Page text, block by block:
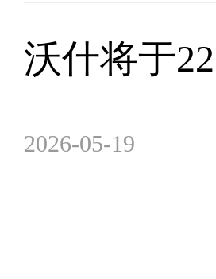
沃什将于
2026-05-19